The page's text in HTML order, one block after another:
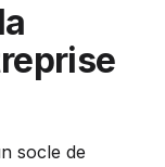
socle de